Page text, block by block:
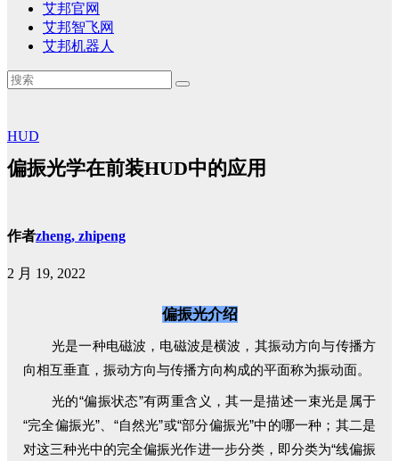
艾邦官网
艾邦智飞网
艾邦机器人
HUD
偏振光学在前装HUD中的应用
作者zheng, zhipeng
2 月 19, 2022
偏振光介绍
光是一种电磁波，电磁波是横波，其振动方向与传播方
向相互垂直，振动方向与传播方向构成的平面称为振动面。
光的“偏振状态”有两重含义，其一是描述一束光是属于
“完全偏振光”、“自然光”或“部分偏振光”中的哪一种；其二是
对这三种光中的完全偏振光作进一步分类，即分类为“线偏振